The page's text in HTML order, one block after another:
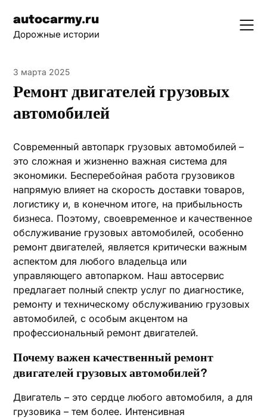
content
autocarmy.ru
Дорожные истории
3 марта 2025
Ремонт двигателей грузовых
автомобилей
Современный автопарк грузовых автомобилей –
это сложная и жизненно важная система для
экономики. Бесперебойная работа грузовиков
напрямую влияет на скорость доставки товаров,
логистику и, в конечном итоге, на прибыльность
бизнеса. Поэтому, своевременное и качественное
обслуживание грузовых автомобилей, особенно
ремонт двигателей, является критически важным
аспектом для любого владельца или
управляющего автопарком. Наш автосервис
предлагает полный спектр услуг по диагностике,
ремонту и техническому обслуживанию грузовых
автомобилей, с особым акцентом на
профессиональный ремонт двигателей.
Почему важен качественный ремонт
двигателей грузовых автомобилей?
Двигатель – это сердце любого автомобиля, а для
грузовика – тем более. Интенсивная